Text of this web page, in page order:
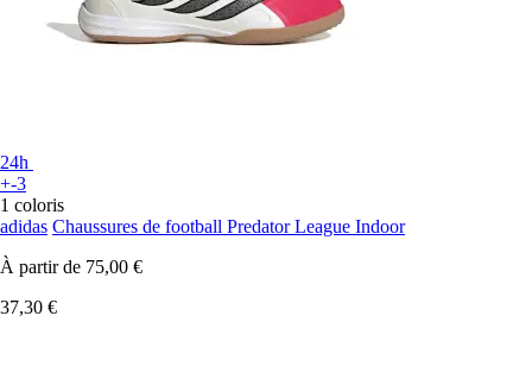
24h
+-3
1 coloris
adidas Chaussures de football Predator League Indoor
À partir de 75,00 €
37,30 €